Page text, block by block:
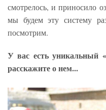
смотрелось, и приносило
мы будем эту систему
посмотрим.
У вас есть уникальный
расскажите о нем...